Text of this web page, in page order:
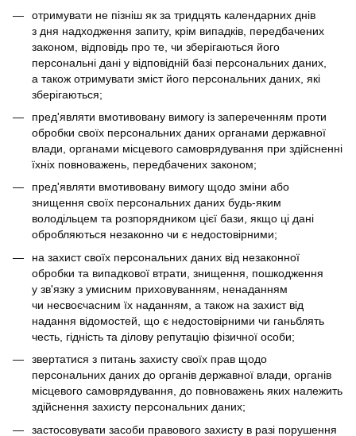
отримувати не пізніш як за тридцять календарних днів
з дня надходження запиту, крім випадків, передбачених
законом, відповідь про те, чи зберігаються його
персональні дані у відповідній базі персональних даних,
а також отримувати зміст його персональних даних, які
зберігаються;
пред'являти вмотивовану вимогу із запереченням проти
обробки своїх персональних даних органами державної
влади, органами місцевого самоврядування при здійсненні
їхніх повноважень, передбачених законом;
пред'являти вмотивовану вимогу щодо зміни або
знищення своїх персональних даних будь-яким
володільцем та розпорядником цієї бази, якщо ці дані
обробляються незаконно чи є недостовірними;
на захист своїх персональних даних від незаконної
обробки та випадкової втрати, знищення, пошкодження
у зв'язку з умисним приховуванням, ненаданням
чи несвоєчасним їх наданням, а також на захист від
надання відомостей, що є недостовірними чи ганьблять
честь, гідність та ділову репутацію фізичної особи;
звертатися з питань захисту своїх прав щодо
персональних даних до органів державної влади, органів
місцевого самоврядування, до повноважень яких належить
здійснення захисту персональних даних;
застосовувати засоби правового захисту в разі порушення